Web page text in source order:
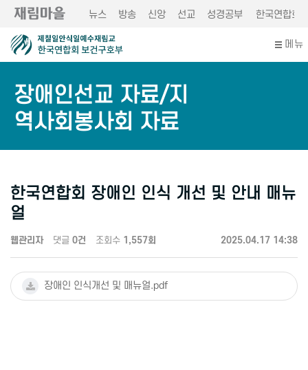
뉴스 방송 신앙 선교 성경공부 한국연합회
메뉴
장애인선교 자료/지
역사회봉사회 자료
한국연합회 장애인 인식 개선 및 안내 매뉴
얼
웹관리자 댓글 0건 조회수 1,557회 2025.04.17 14:38
장애인 인식개선 및 매뉴얼.pdf